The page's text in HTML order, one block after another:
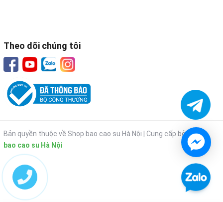
Theo dõi chúng tôi
Bản quyền thuộc về Shop bao cao su Hà Nội | Cung cấp bởi Shop
bao cao su Hà Nội